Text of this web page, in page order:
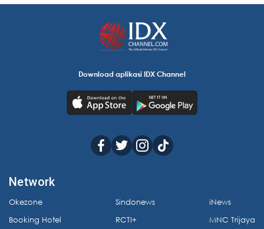
Download aplikasi IDX Channel
Network
Okezone
Booking Hotel
Sindonews
RCTI+
iNews
MNC Trijaya